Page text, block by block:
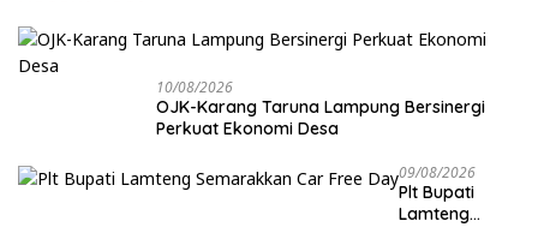
10/08/2026
OJK-Karang Taruna Lampung Bersinergi
Perkuat Ekonomi Desa
09/08/2026
Plt Bupati
Lamteng